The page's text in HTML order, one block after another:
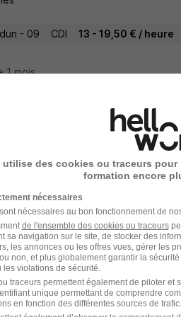
- 09 CDI 13 - 19,50 € / heure
1 mois
Ménager - Aide
- 09 CDI 12,31 € / heure
jours
Calculateur en
utilise des cookies ou traceurs pour
formation encore
nécessaires
nécessaires au bon fonctionnement de
de l'ensemble des cookies ou traceurs
sa navigation sur le site, de stocker des
les annonces ou les offres vues, gérer les
non, et plus globalement garantir la
violations de sécurité.
traceurs permettent également de piloter et
unique permettant de comprendre
en fonction des différentes sources de trafic.